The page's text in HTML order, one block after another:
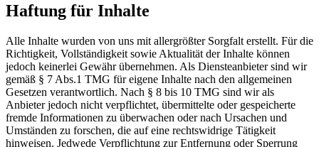
Haftung für Inhalte
Alle Inhalte wurden von uns mit allergrößter Sorgfalt erstellt. Für die
Richtigkeit, Vollständigkeit sowie Aktualität der Inhalte können
jedoch keinerlei Gewähr übernehmen. Als Diensteanbieter sind wir
gemäß § 7 Abs.1 TMG für eigene Inhalte nach den allgemeinen
Gesetzen verantwortlich. Nach § 8 bis 10 TMG sind wir als
Anbieter jedoch nicht verpflichtet, übermittelte oder gespeicherte
fremde Informationen zu überwachen oder nach Ursachen und
Umständen zu forschen, die auf eine rechtswidrige Tätigkeit
hinweisen. Jedwede Verpflichtung zur Entfernung oder Sperrung